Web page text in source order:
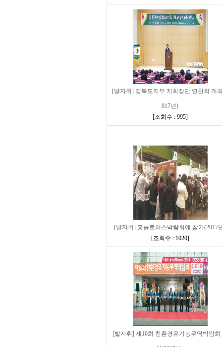
[발자취] 경북도지부 지회장단 연찬회 개
017년)
[조회수 : 995]
[발자취] 홍콩로하스박람회에 참가(2017
[조회수 : 1020]
[발자취] 제16회 친환경유기농무역박람회